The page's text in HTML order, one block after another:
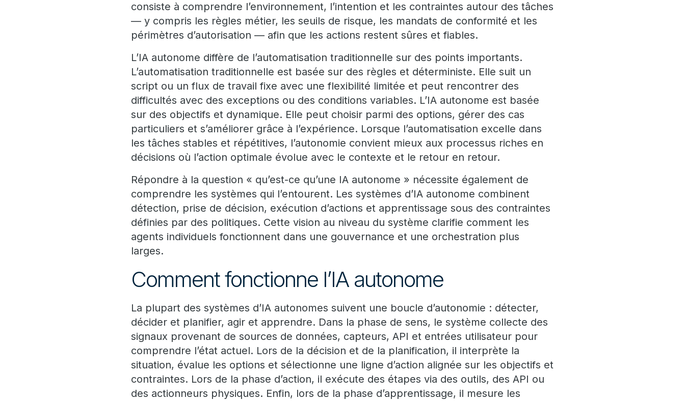
consiste à comprendre l’environnement, l’intention et les contraintes autour des tâches
— y compris les règles métier, les seuils de risque, les mandats de conformité et les
périmètres d’autorisation — afin que les actions restent sûres et fiables.
L’IA autonome diffère de l’automatisation traditionnelle sur des points importants.
L’automatisation traditionnelle est basée sur des règles et déterministe. Elle suit un
script ou un flux de travail fixe avec une flexibilité limitée et peut rencontrer des
difficultés avec des exceptions ou des conditions variables. L’IA autonome est basée
sur des objectifs et dynamique. Elle peut choisir parmi des options, gérer des cas
particuliers et s’améliorer grâce à l’expérience. Lorsque l’automatisation excelle dans
les tâches stables et répétitives, l’autonomie convient mieux aux processus riches en
décisions où l’action optimale évolue avec le contexte et le retour en retour.
Répondre à la question « qu’est-ce qu’une IA autonome » nécessite également de
comprendre les systèmes qui l’entourent. Les systèmes d’IA autonome combinent
détection, prise de décision, exécution d’actions et apprentissage sous des contraintes
définies par des politiques. Cette vision au niveau du système clarifie comment les
agents individuels fonctionnent dans une gouvernance et une orchestration plus
larges.
Comment fonctionne l’IA autonome
La plupart des systèmes d’IA autonomes suivent une boucle d’autonomie : détecter,
décider et planifier, agir et apprendre. Dans la phase de sens, le système collecte des
signaux provenant de sources de données, capteurs, API et entrées utilisateur pour
comprendre l’état actuel. Lors de la décision et de la planification, il interprète la
situation, évalue les options et sélectionne une ligne d’action alignée sur les objectifs et
contraintes. Lors de la phase d’action, il exécute des étapes via des outils, des API ou
des actionneurs physiques. Enfin, lors de la phase d’apprentissage, il mesure les